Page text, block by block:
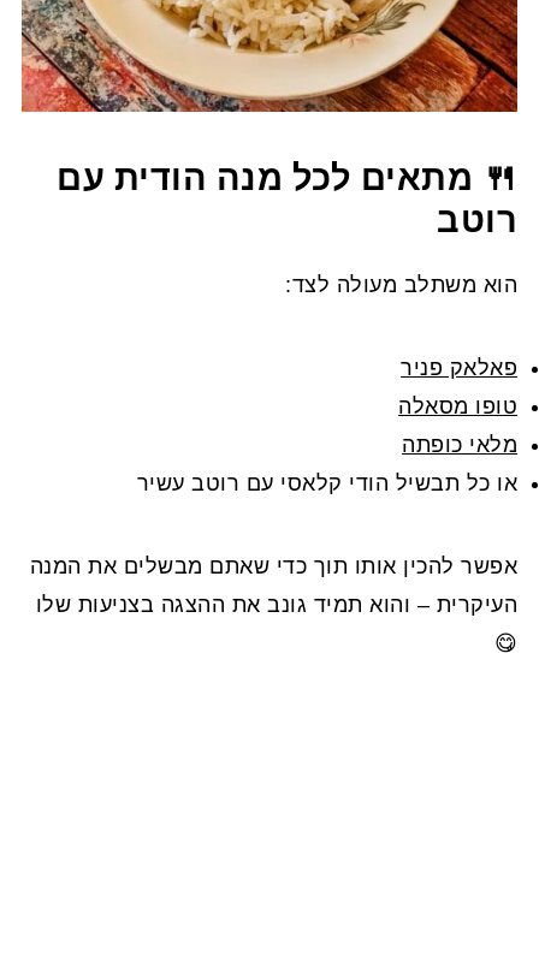
🍴 מתאים לכל מנה הודית עם
רוטב
הוא משתלב מעולה לצד:
פאלאק פניר
טופו מסאלה
מלאי כופתה
או כל תבשיל הודי קלאסי עם רוטב עשיר
אפשר להכין אותו תוך כדי שאתם מבשלים את המנה
העיקרית – והוא תמיד גונב את ההצגה בצניעות שלו
😋